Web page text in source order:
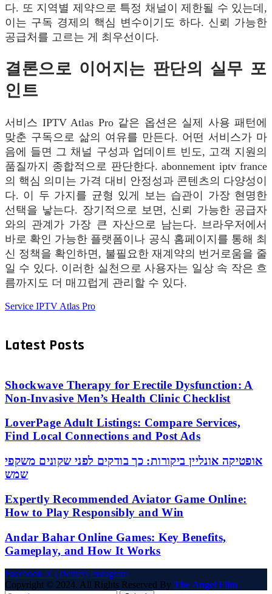
다. 또 지역별 제약으로 특정 채널이 제한될 수 있는데,
이는 구독 경제의 핵심 변수이기도 하다. 신뢰 가능한
공급처를 고르는 게 최우선이다.
결론으로 이어지는 판단의 실무 포
인트
서비스 IPTV Atlas Pro 같은 옵션은 실제 사용 패턴에
맞춘 구독으로 삶의 여유를 만든다. 어떤 서비스가 마
음에 들면 그 채널 구성과 업데이트 빈도, 고객 지원의
품질까지 종합적으로 판단한다. abonnement iptv france
의 핵심 의미는 가격 대비 안정성과 콘텐츠의 다양성이
다. 이 두 가지를 균형 있게 보는 습관이 가장 현명한
선택을 낳는다. 장기적으로 보면, 신뢰 가능한 공급자
와의 관계가 가장 큰 자산으로 남는다. 브라우저에서
바로 확인 가능한 플랫폼이나 공식 홈페이지를 통해 최
신 정책을 확인하면, 불필요한 재계약의 번거로움을 줄
일 수 있다. 이러한 실천으로 사용자는 일상 속 작은 흐
름까지도 더 매끄럽게 관리할 수 있다.
Service IPTV Atlas Pro
Latest Posts
Shockwave Therapy for Erectile Dysfunction: A
Non-Invasive Men’s Health Clinic Checklist
LoverPage Adult Listings: Compare Services,
Find Local Connections and Post Ads
אופטיקה אונליין ביקורות: כך בודקים לפני שקונים משקפי
שמש
Expertly Recommended Aviator Game Online:
How to Play Responsibly and Win
Andar Bahar Online Games: Key Benefits,
Gameplay, and How It Works
Facebook X (Twitter) Instagram
Copyright © 2024. All Rights Reserved By The Angel Film